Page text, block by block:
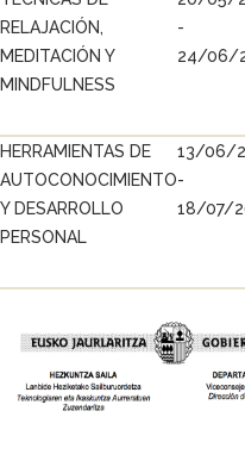
RELAJACIÓN,
MEDITACIÓN Y
MINDFULNESS
-
24/06/
HERRAMIENTAS DE
AUTOCONOCIMIENTO
Y DESARROLLO
PERSONAL
13/06/
-
18/07/